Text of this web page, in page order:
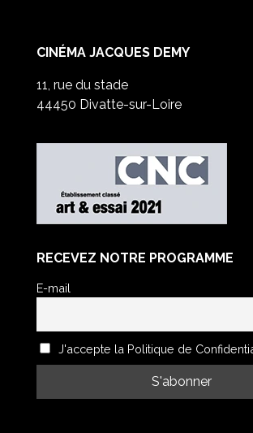
CINÉMA JACQUES DEMY
11, rue du stade
44450 Divatte-sur-Loire
RECEVEZ NOTRE PROGRAMME
E-mail
J'accepte la Politique de